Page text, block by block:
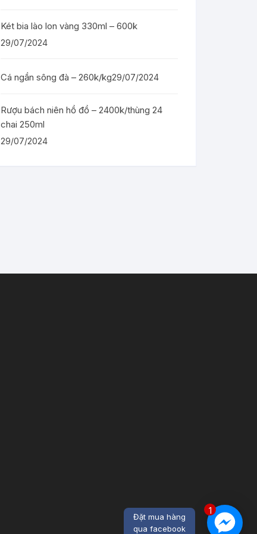
1
Đặt mua hàng
qua facebook
Két bia lào lon vàng 330ml – 600k
29/07/2024
Cá ngần sông đà – 260k/kg29/07/2024
Rượu bách niên hồ đồ – 2400k/thùng 24
chai 250ml
29/07/2024